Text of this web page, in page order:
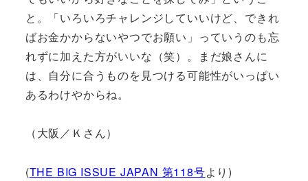
と。「いろいろチャレンジしていいけど、できれ
ばお金かからないやつでお願い」っていうのも忘
れずに加えた方がいいな（笑）。まだ娘さんに
は、自分に合うものを見つける可能性がいっぱい
あるわけやからね。
（大阪／Ｋさん）
(THE BIG ISSUE JAPAN 第118号より)